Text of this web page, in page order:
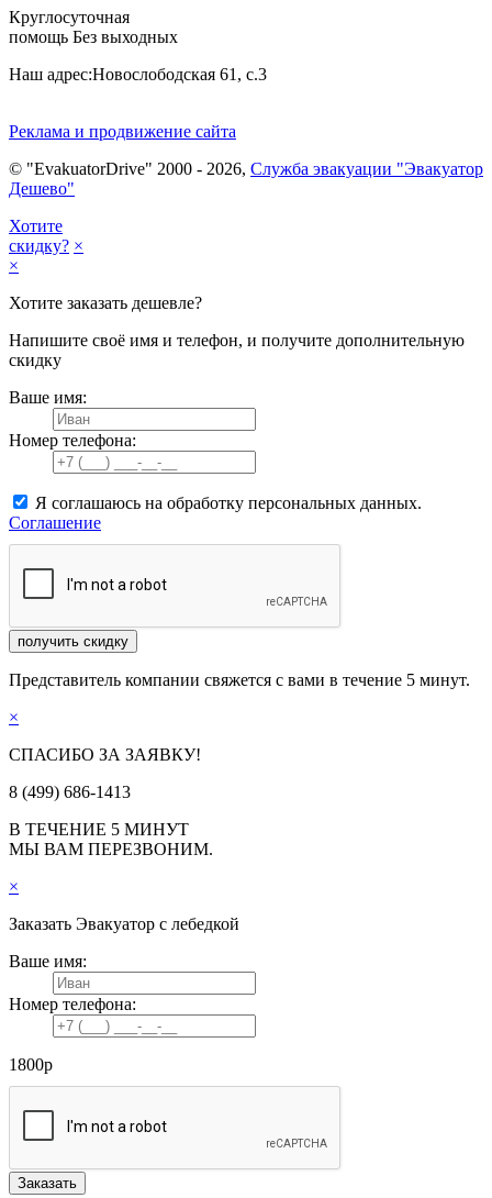
Круглосуточная
помощь Без выходных
Наш адрес:Новослободская 61, с.3
Реклама и продвижение сайта
© "EvakuatorDrive" 2000 - 2026, Служба эвакуации "Эвакуатор
Дешево"
Хотите
скидку? ×
×
Хотите заказать дешевле?
Напишите своё имя и телефон, и получите дополнительную
скидку
Ваше имя:
Номер телефона:
Я соглашаюсь на обработку персональных данных.
Соглашение
получить скидку
Представитель компании свяжется с вами в течение 5 минут.
×
СПАСИБО ЗА ЗАЯВКУ!
8 (499) 686-1413
В ТЕЧЕНИЕ 5 МИНУТ
МЫ ВАМ ПЕРЕЗВОНИМ.
×
Заказать Эвакуатор с лебедкой
Ваше имя:
Номер телефона:
1800р
Заказать